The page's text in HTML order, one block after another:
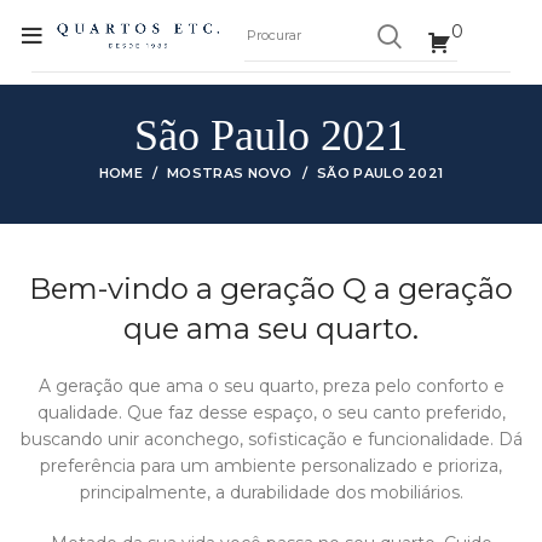
0
São Paulo 2021
HOME MOSTRAS NOVO SÃO PAULO 2021
Bem-vindo a geração Q a geração
que ama seu quarto.
A geração que ama o seu quarto, preza pelo conforto e
qualidade. Que faz desse espaço, o seu canto preferido,
buscando unir aconchego, sofisticação e funcionalidade. Dá
preferência para um ambiente personalizado e prioriza,
principalmente, a durabilidade dos mobiliários.